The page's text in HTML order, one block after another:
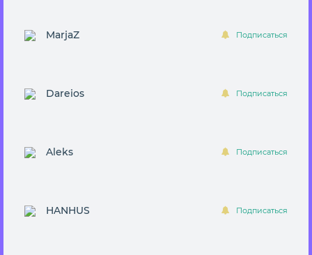
MarjaZ Подписаться
Dareios Подписаться
Aleks Подписаться
HANHUS Подписаться